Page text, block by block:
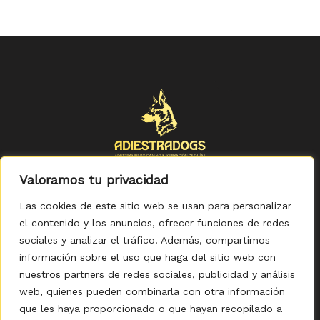
Valoramos tu privacidad
Las cookies de este sitio web se usan para personalizar
el contenido y los anuncios, ofrecer funciones de redes
sociales y analizar el tráfico. Además, compartimos
información sobre el uso que haga del sitio web con
nuestros partners de redes sociales, publicidad y análisis
web, quienes pueden combinarla con otra información
que les haya proporcionado o que hayan recopilado a
Política de Privacidad -Política de Cookies-Aviso legal
Accesibilidad- Condiciones Generales de Compra